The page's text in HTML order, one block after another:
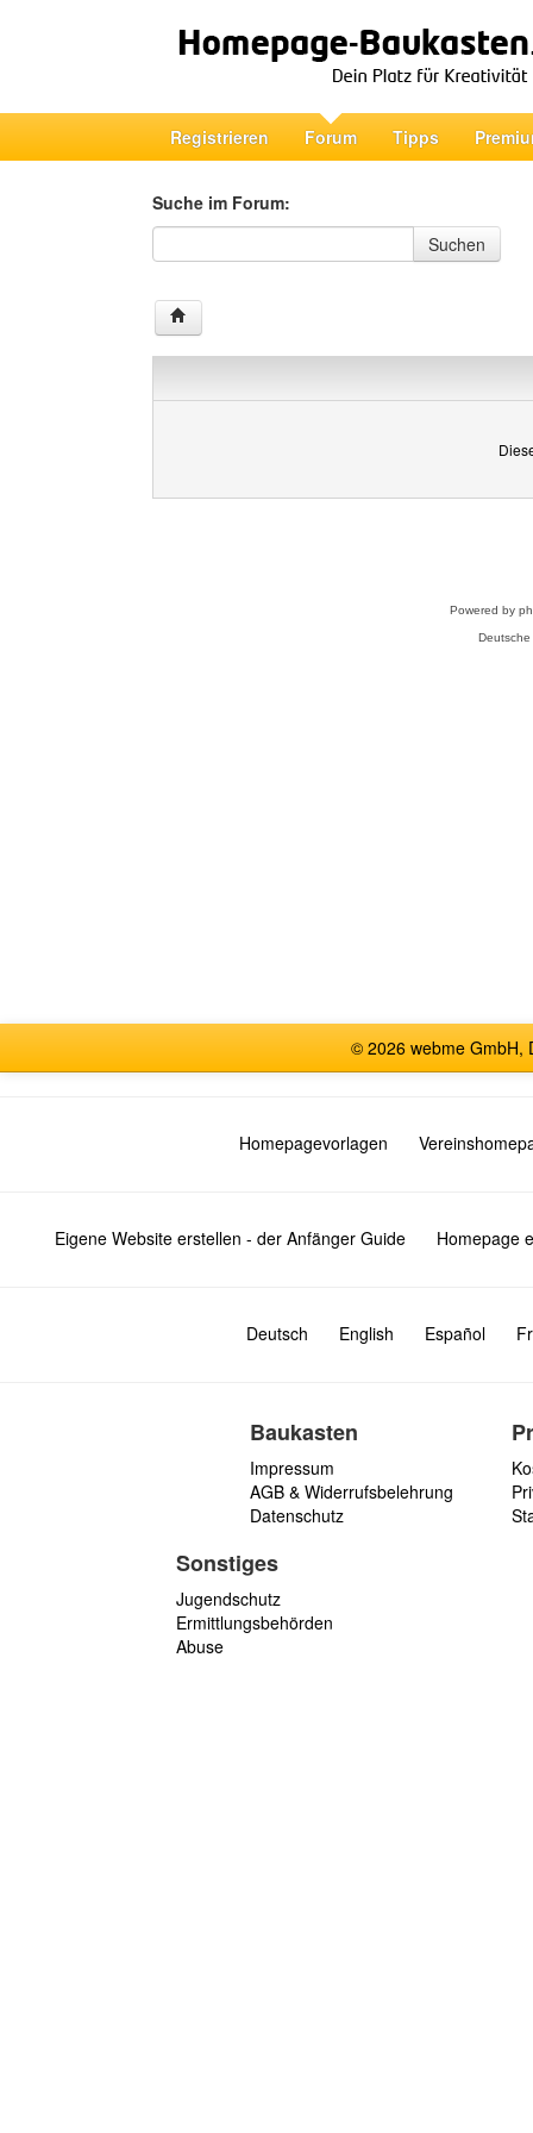
Registrieren Forum Tipps
Suche im Forum:
Suche im Forum
Suchen
Powered by
© 2026 webme GmbH,
Homepagevorlagen
Eigene Website erstellen - der Anfänger Guide Homepage
Deutsch English Español
Baukasten
Impressum
AGB & Widerrufsbelehrung
Datenschutz
Sonstiges
Jugendschutz
Ermittlungsbehörden
Abuse